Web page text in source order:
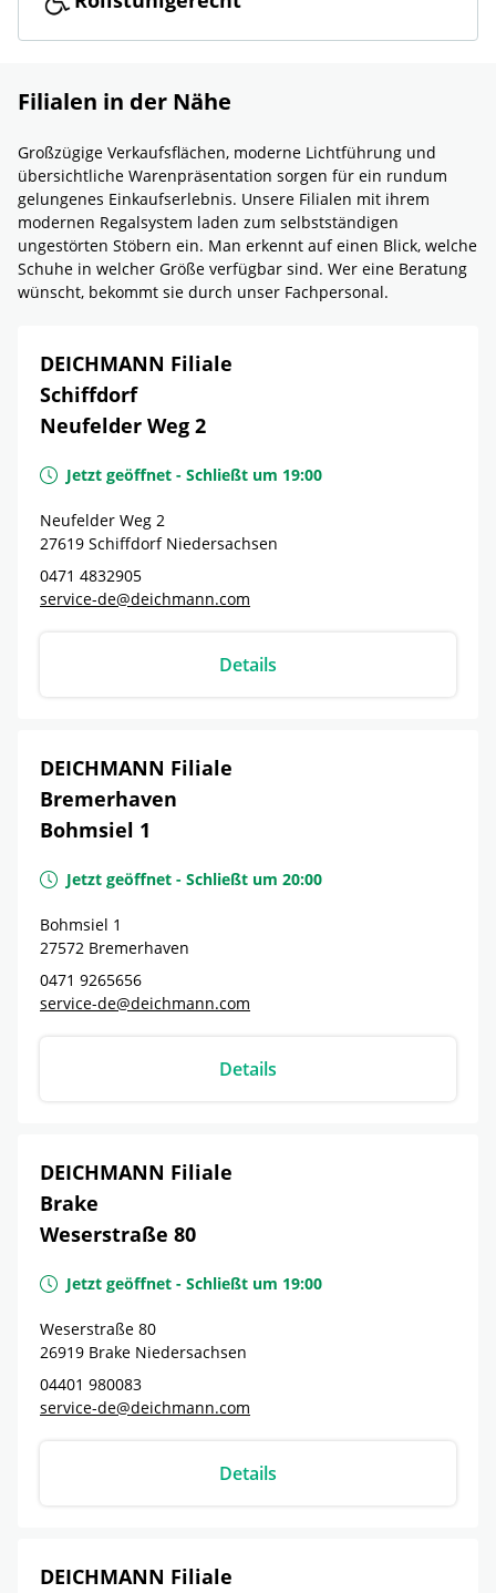
Filialen in der Nähe
Großzügige Verkaufsflächen, moderne Lichtführung und
übersichtliche Warenpräsentation sorgen für ein rundum
gelungenes Einkaufserlebnis. Unsere Filialen mit ihrem
modernen Regalsystem laden zum selbstständigen
ungestörten Stöbern ein. Man erkennt auf einen Blick, welche
Schuhe in welcher Größe verfügbar sind. Wer eine Beratung
wünscht, bekommt sie durch unser Fachpersonal.
DEICHMANN Filiale
Schiffdorf
Neufelder Weg 2
Jetzt geöffnet - Schließt um 19:00
Neufelder Weg 2
27619 Schiffdorf Niedersachsen
0471 4832905
service-de@deichmann.com
Details
DEICHMANN Filiale
Bremerhaven
Bohmsiel 1
Jetzt geöffnet - Schließt um 20:00
Bohmsiel 1
27572 Bremerhaven
0471 9265656
service-de@deichmann.com
Details
DEICHMANN Filiale
Brake
Weserstraße 80
Jetzt geöffnet - Schließt um 19:00
Weserstraße 80
26919 Brake Niedersachsen
04401 980083
service-de@deichmann.com
Details
DEICHMANN Filiale